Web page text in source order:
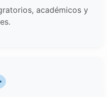
académicos y